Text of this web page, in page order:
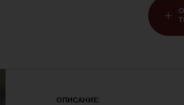
ОПИСАНИЕ: